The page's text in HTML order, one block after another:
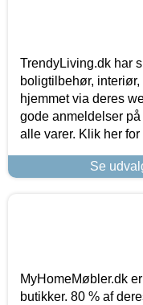
TrendyLiving.dk har
boligtilbehør,
hjemmet via deres
gode anmeldelser
alle varer. Klik her
Se
MyHomeMøbler.dk
butikker. 80 % af